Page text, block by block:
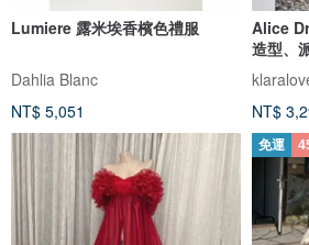
Lumiere 露米埃香檳色禮服
Dahlia Blanc
NT$ 5,051
Alice
造型、
洋裝、
NT$
免運